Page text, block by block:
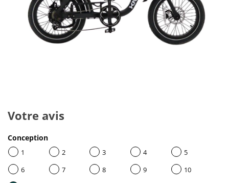
Votre avis
Conception
1 2 3 4
5
6
7 8 9
10